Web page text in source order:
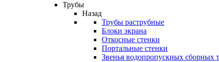
Трубы
Назад
Трубы раструбные
Блоки экрана
Откосные стенки
Портальные стенки
Звенья водопропускных сборных